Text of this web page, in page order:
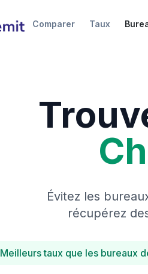
Comparer Taux
Évitez les
récupérez
Meilleurs taux que les bureaux